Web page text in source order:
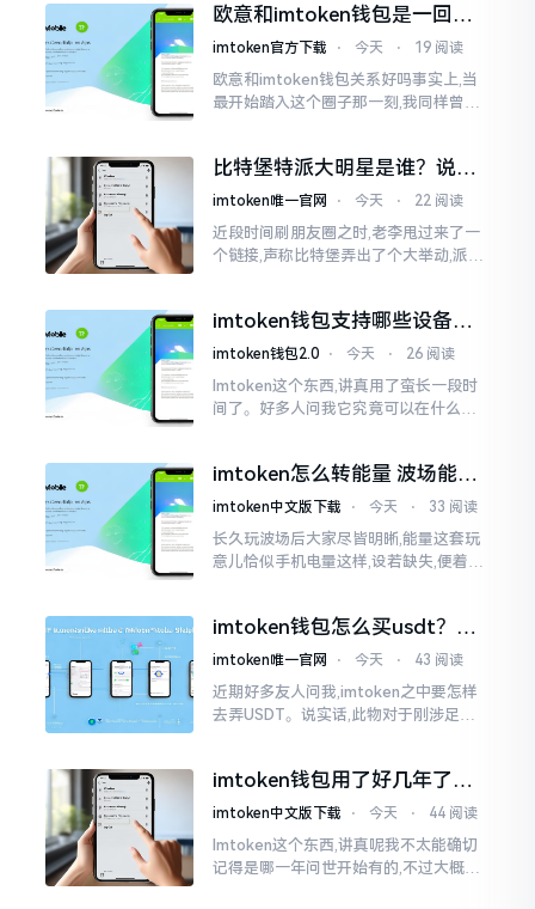
存钱罐与菜市场那般
欧意和imtoken钱包是一回事
吗？搞清楚了再装钱包
imtoken官方下载 ⋅ 今天 ⋅ 19 阅读
欧意和imtoken钱包关系好吗事实上,当
最开始踏入这个圈子那一刻,我同样曾因
推移才逐渐明晰
比特堡特派大明星是谁？说实
话，我真没搞明白
imtoken唯一官网 ⋅ 今天 ⋅ 22 阅读
近段时间刷朋友圈之时,老李甩过来了一
个链接,声称比特堡弄出了个大举动,派遣
磅”、“首发”、“独家”
imtoken钱包支持哪些设备？
手机电脑都能用
imtoken钱包2.0 ⋅ 今天 ⋅ 26 阅读
Imtoken这个东西,讲真用了蛮长一段时
间了。好多人问我它究竟可以在什么设
给予支持
imtoken怎么转能量 波场能量
转换教程
imtoken中文版下载 ⋅ 今天 ⋅ 33 阅读
长久玩波场后大家尽皆明晰,能量这套玩
意儿恰似手机电量这样,设若缺失,便着实
imtoken钱包怎么买usdt？老
手教你简单三步搞定
imtoken唯一官网 ⋅ 今天 ⋅ 43 阅读
近期好多友人问我,imtoken之中要怎样
去弄USDT。说实话,此物对于刚涉足币
imtoken钱包用了好几年了，
到底多少年了？
imtoken中文版下载 ⋅ 今天 ⋅ 44 阅读
Imtoken这个东西,讲真呢我不太能确切
记得是哪一年问世开始有的,不过大概在